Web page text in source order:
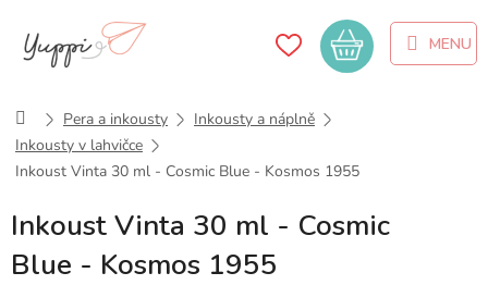
obsah
Nákupní
košík
DomůPera a inkousty
Inkousty a náplně
Inkousty v lahvičce
Inkoust Vinta 30 ml - Cosmic Blue - Kosmos 1955
Inkoust Vinta 30 ml - Cosmic
Blue - Kosmos 1955